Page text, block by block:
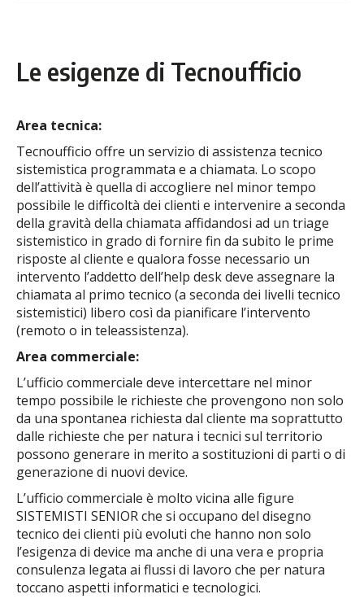
Le esigenze di Tecnoufficio
Area tecnica:
Tecnoufficio offre un servizio di assistenza tecnico
sistemistica programmata e a chiamata. Lo scopo
dell’attività è quella di accogliere nel minor tempo
possibile le difficoltà dei clienti e intervenire a seconda
della gravità della chiamata affidandosi ad un triage
sistemistico in grado di fornire fin da subito le prime
risposte al cliente e qualora fosse necessario un
intervento l’addetto dell’help desk deve assegnare la
chiamata al primo tecnico (a seconda dei livelli tecnico
sistemistici) libero così da pianificare l’intervento
(remoto o in teleassistenza).
Area commerciale:
L’ufficio commerciale deve intercettare nel minor
tempo possibile le richieste che provengono non solo
da una spontanea richiesta dal cliente ma soprattutto
dalle richieste che per natura i tecnici sul territorio
possono generare in merito a sostituzioni di parti o di
generazione di nuovi device.
L’ufficio commerciale è molto vicina alle figure
SISTEMISTI SENIOR che si occupano del disegno
tecnico dei clienti più evoluti che hanno non solo
l’esigenza di device ma anche di una vera e propria
consulenza legata ai flussi di lavoro che per natura
toccano aspetti informatici e tecnologici.